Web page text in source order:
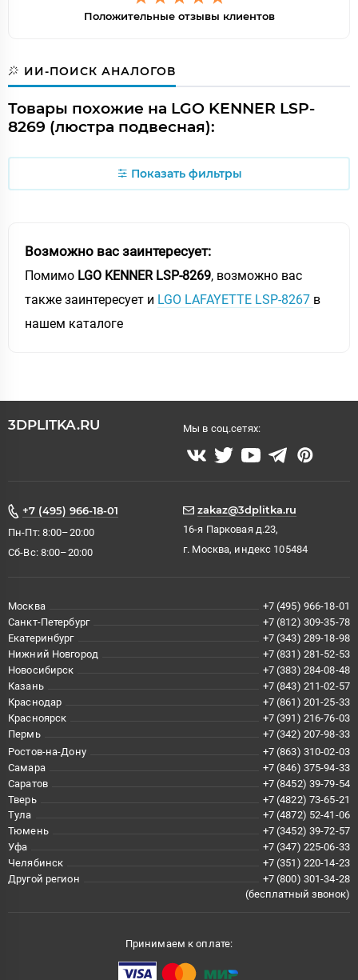
Положительные отзывы клиентов
ИИ-ПОИСК АНАЛОГОВ
Товары похожие на LGO KENNER LSP-
8269 (люстра подвесная):
Показать фильтры
Возможно вас заинтересует:
Помимо LGO KENNER LSP-8269, возможно вас
также заинтересует и LGO LAFAYETTE LSP-8267 в
нашем каталоге
3DPLITKA.RU Мы в соц.сетях:
+7 (495) 966-18-01
Пн-Пт: 8:00–20:00
Сб-Вс: 8:00–20:00
zakaz@3dplitka.ru
16-я Парковая д.23,
г. Москва, индекс 105484
Москва
+7 (495) 966-18-01
Санкт-Петербург
+7 (812) 309-35-78
Екатеринбург
+7 (343) 289-18-98
Нижний Новгород
+7 (831) 281-52-53
Новосибирск
+7 (383) 284-08-48
Казань
+7 (843) 211-02-57
Краснодар
+7 (861) 201-25-33
Красноярск
+7 (391) 216-76-03
Пермь
+7 (342) 207-98-33
Ростов-на-Дону
+7 (863) 310-02-03
Самара
+7 (846) 375-94-33
Саратов
+7 (8452) 39-79-54
Тверь
+7 (4822) 73-65-21
Тула
+7 (4872) 52-41-06
Тюмень
+7 (3452) 39-72-57
Уфа
+7 (347) 225-06-33
Челябинск
+7 (351) 220-14-23
Другой регион
+7 (800) 301-34-28
(бесплатный звонок)
Принимаем к оплате: